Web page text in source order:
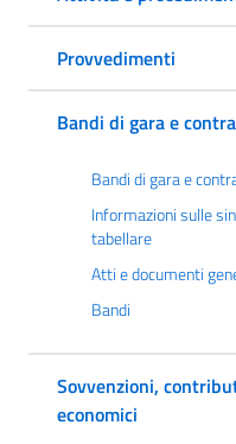
Provvedimenti
Bandi di gara e
Bandi di gara e
Informazioni sulle
tabellare
Atti e documenti
Bandi
Sovvenzioni,
economici